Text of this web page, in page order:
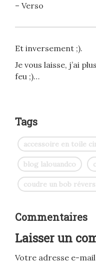
– Verso
Et inversement ;).
Je vous laisse, j’ai
feu ;)…
Tags
accessoire en toile
blog lalouandco
coudre un bob
Commentaires
Laisser un
Votre adresse e-